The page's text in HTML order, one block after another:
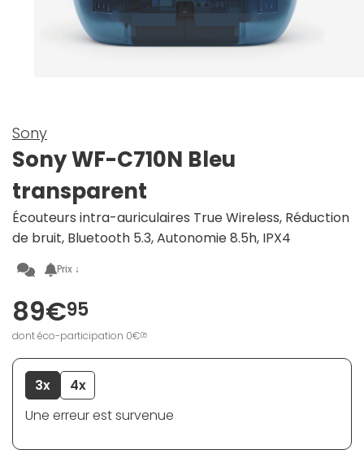
Sony
Sony WF-C710N Bleu
transparent
Écouteurs intra-auriculaires True Wireless, Réduction
de bruit, Bluetooth 5.3, Autonomie 8.5h, IPX4
Prix ↓
89€95
dont éco-participation 0€05
3x
4x
Une erreur est survenue